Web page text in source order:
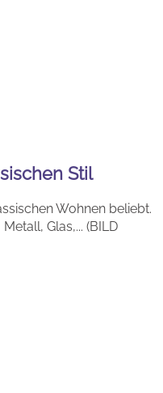
Stil
Wohnen beliebt.
Glas,... (BILD